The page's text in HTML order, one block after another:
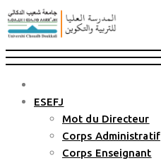
ESEFJ
Mot du Directeur
Corps Administratif
Corps Enseignant